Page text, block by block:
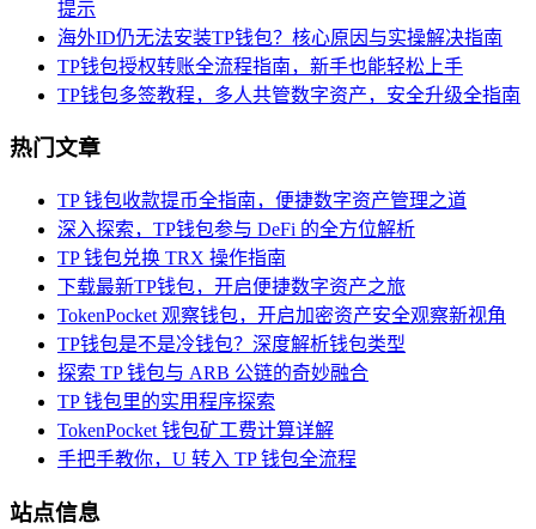
提示
海外ID仍无法安装TP钱包？核心原因与实操解决指南
TP钱包授权转账全流程指南，新手也能轻松上手
TP钱包多签教程，多人共管数字资产，安全升级全指南
热门文章
TP 钱包收款提币全指南，便捷数字资产管理之道
深入探索，TP钱包参与 DeFi 的全方位解析
TP 钱包兑换 TRX 操作指南
下载最新TP钱包，开启便捷数字资产之旅
TokenPocket 观察钱包，开启加密资产安全观察新视角
TP钱包是不是冷钱包？深度解析钱包类型
探索 TP 钱包与 ARB 公链的奇妙融合
TP 钱包里的实用程序探索
TokenPocket 钱包矿工费计算详解
手把手教你，U 转入 TP 钱包全流程
站点信息